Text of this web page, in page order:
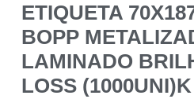
ETIQUETA
BOPP
LAMINADO
LOSS